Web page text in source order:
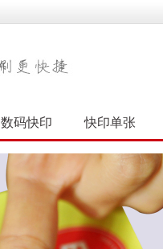
数码快印 快印单张